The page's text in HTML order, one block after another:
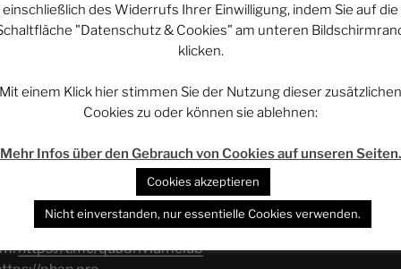
SummertimeParcs/
summertimeparcs/
des Quadrivium-Clubs und des
https://t.me/quadriviumclub
einschließlich des Widerrufs Ihrer Einwilligung, indem Sie auf die
"Datenschutz & Cookies" am unteren
klicken.
Mit einem Klick hier stimmen Sie der Nutzung dieser zusätzlichen
Cookies zu oder können sie ablehnen:
Mehr Infos über den Gebrauch von Cookies auf unseren Seiten.
Cookies akzeptieren
Nicht einverstanden, nur essentielle Cookies verwenden.